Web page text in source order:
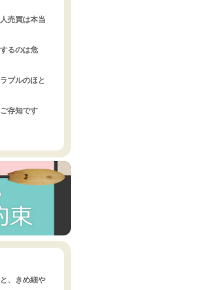
売買は本当
るのは危
ブルのほと
存知です
、きめ細や